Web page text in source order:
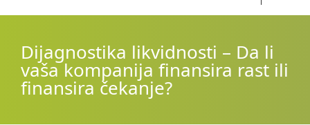
Dijagnostika likvidnosti – Da li
vaša kompanija finansira rast ili
finansira čekanje?